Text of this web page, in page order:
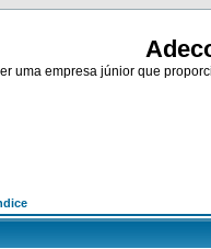
uma empresa júnior que